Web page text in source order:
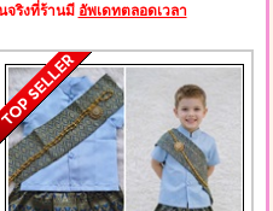
จริงที่ร้านมี อัพเดทตลอดเวลา